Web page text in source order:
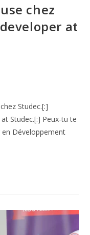
chez
at
Studec.[:]
Studec.[:] Peux-tu te
en Développement